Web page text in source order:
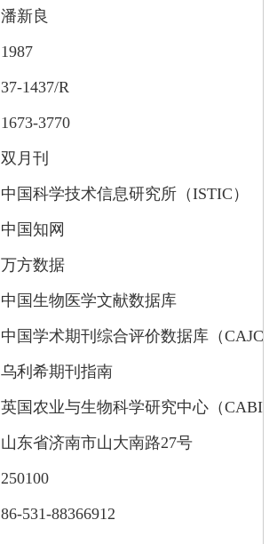
潘新良
1987
37-1437/R
1673-3770
双月刊
中国科学技术信息研究所（ISTIC ）
中国知网
万方数据
中国生物医学文献数据库
中国学术期刊综合评价数据库（
乌利希期刊指南
英国农业与生物科学研究中心（CABI
山东省济南市山大南路27号
250100
86-531-88366912